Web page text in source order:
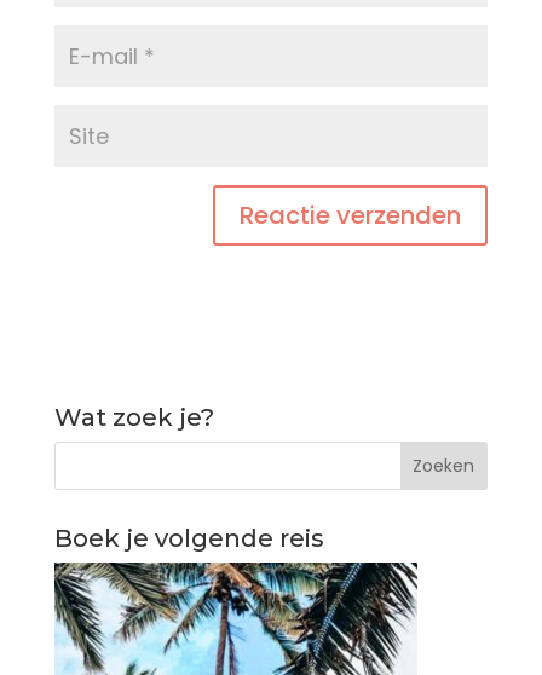
Wat zoek je?
Boek je volgende reis